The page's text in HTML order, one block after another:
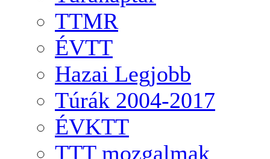
TTMR
ÉVTT
Hazai Legjobb
Túrák 2004-2017
ÉVKTT
TTT mozgalmak